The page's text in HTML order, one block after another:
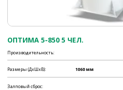
ОПТИМА 5-850 5 ЧЕЛ.
Производительность:
Размеры (ДхШхВ): 1060 мм
Залповый сброс: